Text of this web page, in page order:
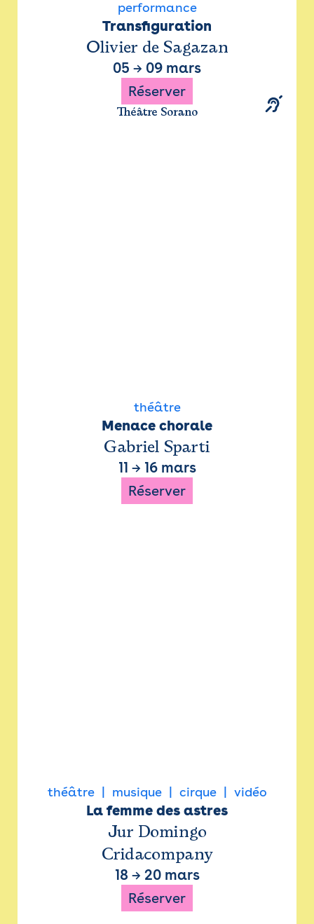
performance
Transfiguration
Olivier de Sagazan
05 → 09 mars
Réserver
Théâtre Sorano
théâtre
Menace chorale
Gabriel Sparti
11 → 16 mars
Réserver
théâtre musique cirque vidéo
La femme des astres
Jur Domingo
Cridacompany
18 → 20 mars
Réserver